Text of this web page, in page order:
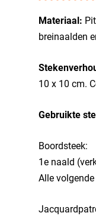
Materiaal:
breinaalden
10 x 10 cm.
Gebruikte
Boordsteek:
1e naald
Alle